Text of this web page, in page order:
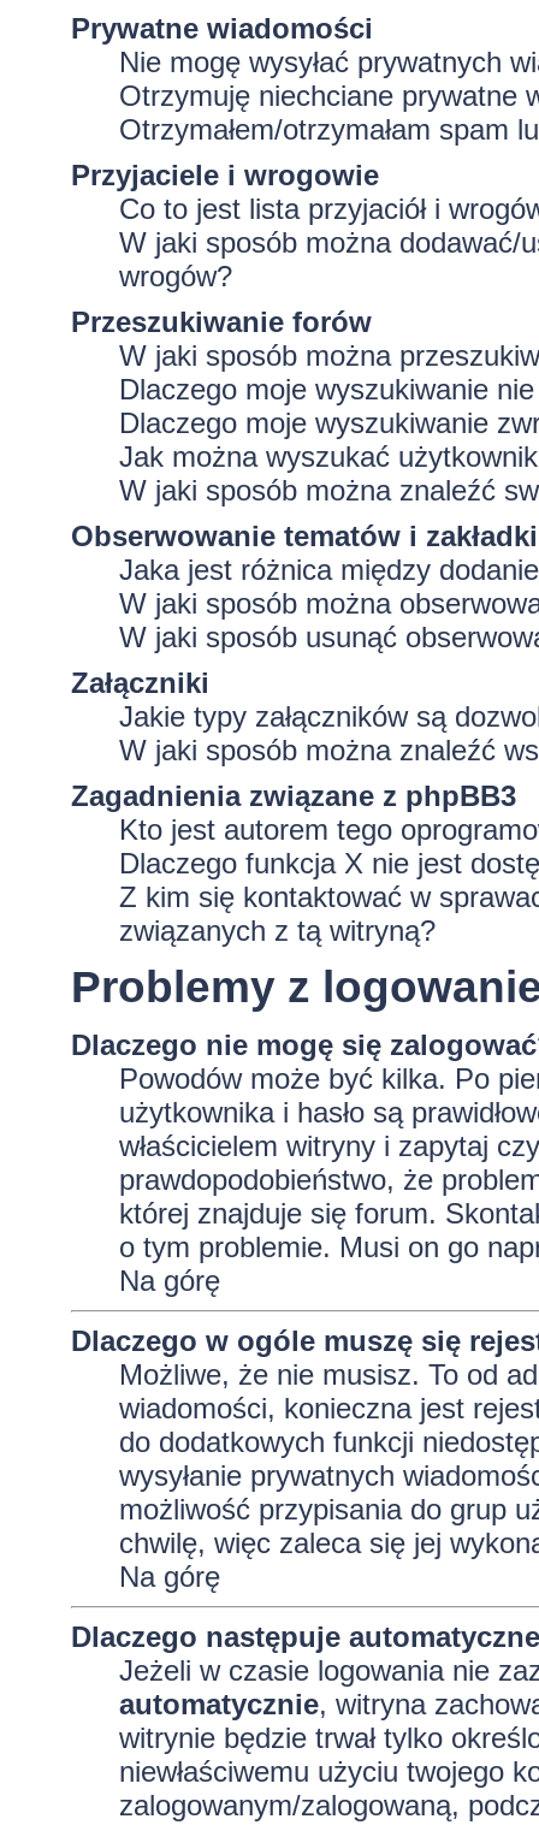
Prywatne wiadomości
Nie mogę wysyłać prywatnych
Otrzymuję niechciane prywatne
Otrzymałem/otrzymałam spam
Przyjaciele i wrogowie
Co to jest lista przyjaciół i
W jaki sposób można dodawać/
wrogów?
Przeszukiwanie forów
W jaki sposób można
Dlaczego moje wyszukiwanie
Dlaczego moje wyszukiwanie
Jak można wyszukać
W jaki sposób można znaleźć
Obserwowanie tematów i zakładki
Jaka jest różnica między
W jaki sposób można
W jaki sposób usunąć
Załączniki
Jakie typy załączników są
W jaki sposób można znaleźć
Zagadnienia związane z phpBB3
Kto jest autorem tego
Dlaczego funkcja X nie jest
Z kim się kontaktować w
związanych z tą witryną?
Problemy z
Dlaczego nie mogę się
Powodów może być kilka. Po
użytkownika i hasło są
właścicielem witryny i zapytaj
prawdopodobieństwo, że
której znajduje się forum.
o tym problemie. Musi on go
Na górę
Dlaczego w ogóle muszę się
Możliwe, że nie musisz. To od
wiadomości, konieczna jest
do dodatkowych funkcji
wysyłanie prywatnych
możliwość przypisania do grup
chwilę, więc zaleca się jej
Na górę
Dlaczego następuje
Jeżeli w czasie logowania nie
automatycznie, witryna
witrynie będzie trwał tylko
niewłaściwemu użyciu twojego
zalogowanym/zalogowaną,